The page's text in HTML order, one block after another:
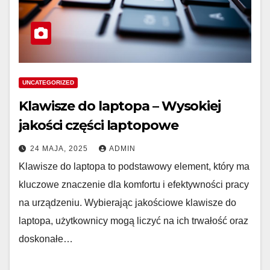
UNCATEGORIZED
Klawisze do laptopa – Wysokiej
jakości części laptopowe
24 MAJA, 2025 ADMIN
Klawisze do laptopa to podstawowy element, który ma
kluczowe znaczenie dla komfortu i efektywności pracy
na urządzeniu. Wybierając jakościowe klawisze do
laptopa, użytkownicy mogą liczyć na ich trwałość oraz
doskonałe…